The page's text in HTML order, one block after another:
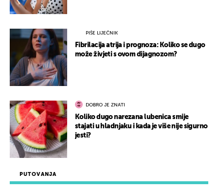
PUTOVANJA
PIŠE LIJEČNIK
Fibrilacija atrija i prognoza: Koliko se dugo
može živjeti s ovom dijagnozom?
DOBRO JE ZNATI
Koliko dugo narezana lubenica smije
stajati u hladnjaku i kada je više nije sigurno
jesti?